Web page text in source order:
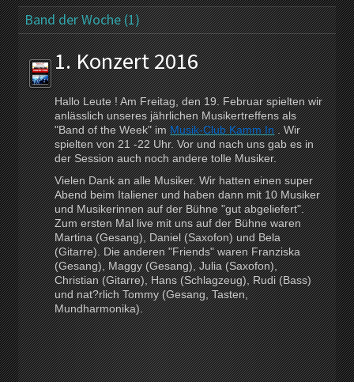
Band der Woche (1)
1. Konzert 2016
Hallo Leute ! Am Freitag, den 19. Februar spielten wir
anlässlich unseres jährlichen Musikertreffens als
"Band of the Week" imMusik-Club Kamm In. Wir
spielten von 21 -22 Uhr. Vor und nach uns gab es in
der Session auch noch andere tolle Musiker.
Vielen Dank an alle Musiker. Wir hatten einen super
Abend beim Italiener und haben dann mit 10 Musiker
und Musikerinnen auf der Bühne "gut abgeliefert".
Zum ersten Mal live mit uns auf der Bühne waren
Martina (Gesang), Daniel (Saxofon) und Bela
(Gitarre). Die anderen "Friends" waren Franziska
(Gesang), Maggy (Gesang), Julia (Saxofon),
Christian (Gitarre), Hans (Schlagzeug), Rudi (Bass)
und nat?rlich Tommy (Gesang, Tasten,
Mundharmonika).